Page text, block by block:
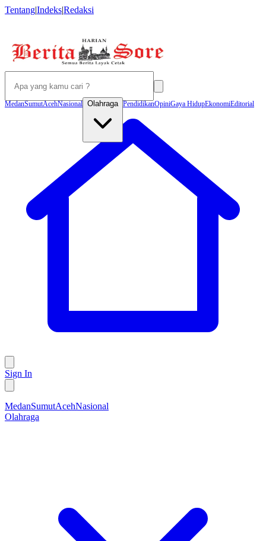
Tentang|Indeks|Redaksi
MedanSumutAcehNasional Olahraga PendidikanOpiniGaya HidupEkonomiEditorial
Sign In
MedanSumutAcehNasional
Olahraga